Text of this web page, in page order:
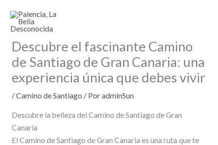
contenido
Descubre el fascinante Camino
de Santiago de Gran Canaria: una
experiencia única que debes vivir
/Camino de Santiago / PoradminSun
Descubre la belleza del Camino de Santiago de Gran
Canaria
El Camino de Santiago de Gran Canaria es una ruta que te